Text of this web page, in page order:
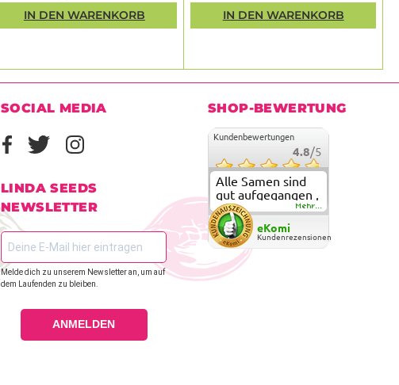
IN DEN WARENKORB IN DEN WARENKORB
SOCIAL MEDIA
LINDA SEEDS
NEWSLETTER
Melde dich zu unserem Newsletter an, um auf
dem Laufenden zu bleiben.
ANMELDEN
SHOP-BEWERTUNG
Kundenbewertungen
4.8/5
Alle Samen sind
gut aufgegangen ,
meine ersten
grow versuche
sind alle geglückt.
Die Sorten und
Anbieter Vielfalt
überzeugen sehr .
Mehr...
eKomi
Kundenrezensionen